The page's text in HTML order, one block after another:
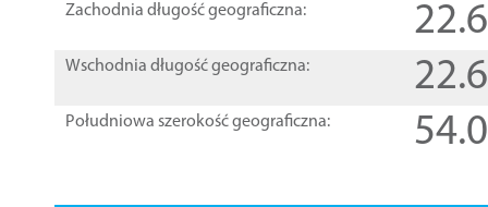
Zachodnia długość geograficzna:
Wschodnia długość geograficzna:
Południowa szerokość geograficzna: